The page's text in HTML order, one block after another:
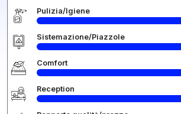
Pulizia/Igiene
Sistemazione/Piazzole
Comfort
Reception